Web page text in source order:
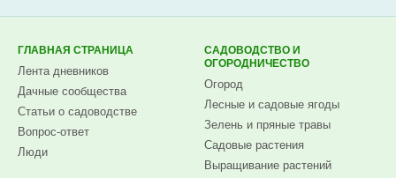
ГЛАВНАЯ СТРАНИЦА
Лента дневников
Дачные сообщества
Статьи о садоводстве
Вопрос-ответ
Люди
САДОВОДСТВО И
ОГОРОДНИЧЕСТВО
Огород
Лесные и садовые ягоды
Зелень и пряные травы
Садовые растения
Выращивание растений